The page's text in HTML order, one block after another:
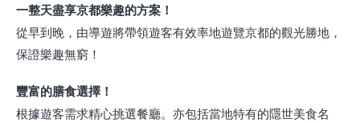
一整天盡享京都樂趣的方案！
從早到晚，由導遊將帶領遊客有效率地遊覽京都的觀光勝地，
保證樂趣無窮！
豐富的膳食選擇！
根據遊客需求精心挑選餐廳。亦包括當地特有的隱世美食名